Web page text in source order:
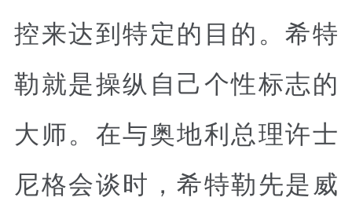
控来达到特定的目的。希特
勒就是操纵自己个性标志的
大师。在与奥地利总理许士
尼格会谈时，希特勒先是威